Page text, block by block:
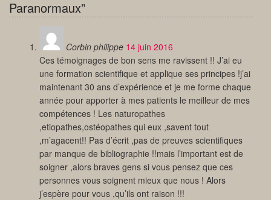
Paranormaux”
Corbin philippe 14 juin 2016
Ces témoignages de bon sens me ravissent !! J’ai eu
une formation scientifique et applique ses principes !j’ai
maintenant 30 ans d’expérience et je me forme chaque
année pour apporter à mes patients le meilleur de mes
compétences ! Les naturopathes
,etiopathes,ostéopathes qui eux ,savent tout
,m’agacent!! Pas d’écrit ,pas de preuves scientifiques
par manque de bibliographie !!mais l’important est de
soigner ,alors braves gens si vous pensez que ces
personnes vous soignent mieux que nous ! Alors
j’espère pour vous ,qu’ils ont raison !!!